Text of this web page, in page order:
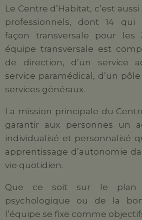
Le Centre d’Habitat, c’est
professionnels, dont 14 qui
façon transversale pour les
équipe transversale est
de direction, d’un service
service paramédical, d’un
services généraux.
La mission principale du
garantir aux personnes un
individualisé et personnalisé
apprentissage d’autonomie
vie quotidien.
Que ce soit sur le plan
psychologique ou de la
l’équipe se fixe comme